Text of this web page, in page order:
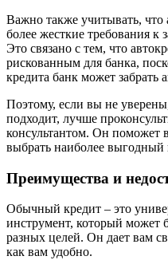
Важно также учитывать, что
более жесткие требования
Это связано с тем, что
рискованным для банка,
кредита банк может забрать
Поэтому, если вы не
подходит, лучше
консультантом. Он поможет
выбрать наиболее выгодный
Преимущества и
Обычный кредит – это
инструмент, который может
разных целей. Он дает вам
как вам удобно.